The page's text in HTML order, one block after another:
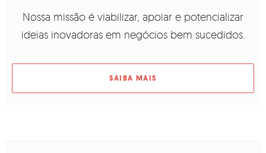
Nossa missão é viabilizar, apoiar e potencializar
ideias inovadoras em negócios bem sucedidos.
SAIBA MAIS